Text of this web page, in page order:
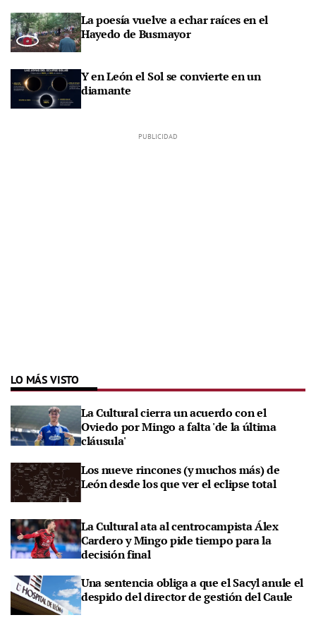
La poesía vuelve a echar raíces en el
Hayedo de Busmayor
Y en León el Sol se convierte en un
diamante
LO MÁS VISTO
La Cultural cierra un acuerdo con el
Oviedo por Mingo a falta 'de la última
cláusula'
Los nueve rincones (y muchos más) de
León desde los que ver el eclipse total
La Cultural ata al centrocampista Álex
Cardero y Mingo pide tiempo para la
decisión final
Una sentencia obliga a que el Sacyl anule el
despido del director de gestión del Caule